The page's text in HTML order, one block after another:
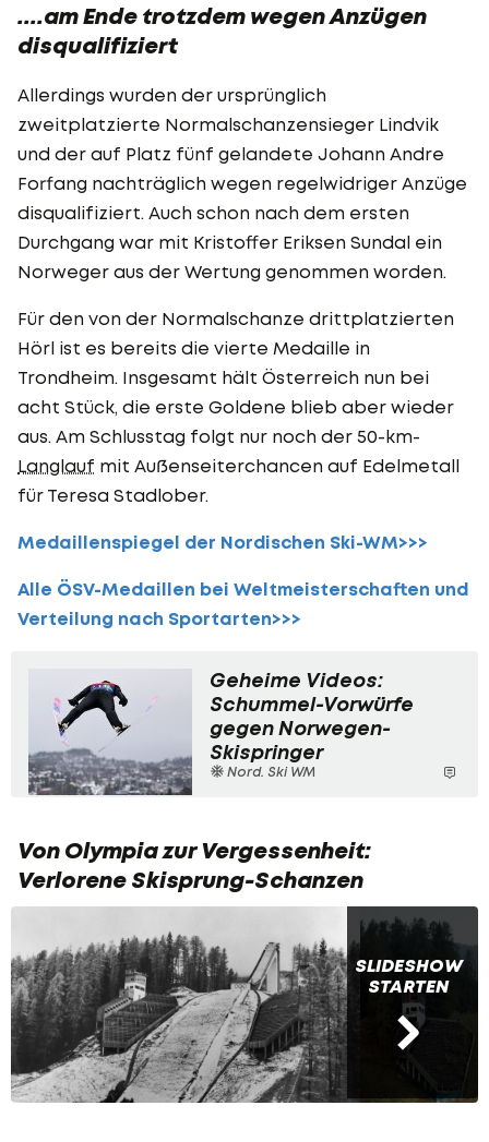
....am Ende trotzdem wegen Anzügen
disqualifiziert
Allerdings wurden der ursprünglich
zweitplatzierte Normalschanzensieger Lindvik
und der auf Platz fünf gelandete Johann Andre
Forfang nachträglich wegen regelwidriger Anzüge
disqualifiziert. Auch schon nach dem ersten
Durchgang war mit Kristoffer Eriksen Sundal ein
Norweger aus der Wertung genommen worden.
Für den von der Normalschanze drittplatzierten
Hörl ist es bereits die vierte Medaille in
Trondheim. Insgesamt hält Österreich nun bei
acht Stück, die erste Goldene blieb aber wieder
aus. Am Schlusstag folgt nur noch der 50-km-
Langlauf mit Außenseiterchancen auf Edelmetall
für Teresa Stadlober.
Medaillenspiegel der Nordischen Ski-WM>>>
Alle ÖSV-Medaillen bei Weltmeisterschaften und
Verteilung nach Sportarten>>>
Geheime Videos:
Schummel-Vorwürfe
gegen Norwegen-
Skispringer
Nord. Ski WM
Von Olympia zur Vergessenheit:
Verlorene Skisprung-Schanzen
SLIDESHOW
STARTEN